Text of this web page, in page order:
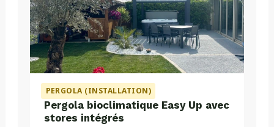
PERGOLA (INSTALLATION)
Pergola bioclimatique Easy Up avec
stores intégrés